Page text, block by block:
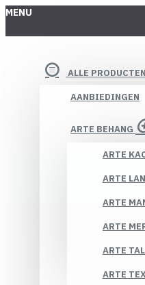
MENU
ALLE PRODUCTEN
AANBIEDINGEN
ARTE BEHANG
ARTE
ARTE
ARTE
ARTE
ARTE
ARTE